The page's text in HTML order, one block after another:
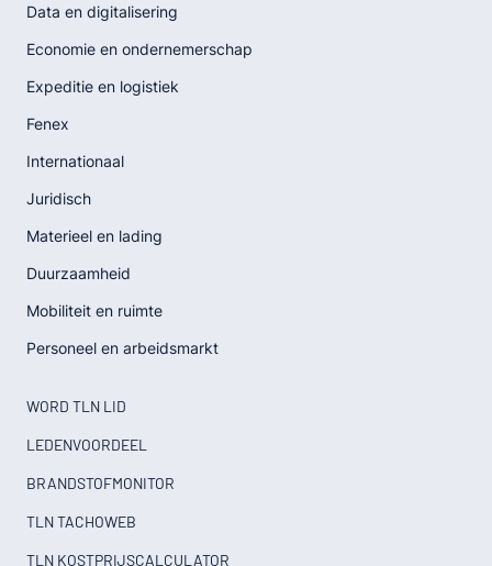
Data en digitalisering
Economie en ondernemerschap
Expeditie en logistiek
Fenex
Internationaal
Juridisch
Materieel en lading
Duurzaamheid
Mobiliteit en ruimte
Personeel en arbeidsmarkt
WORD TLN LID
LEDENVOORDEEL
BRANDSTOFMONITOR
TLN TACHOWEB
TLN KOSTPRIJSCALCULATOR